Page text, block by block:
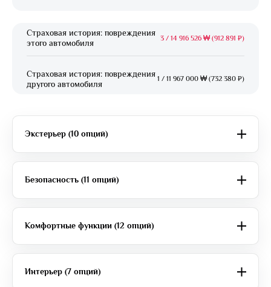
Страховая история: повреждения
этого автомобиля
3 / 14 916 526 ₩ (912 891 ₽)
Страховая история: повреждения
другого автомобиля
1 / 11 967 000 ₩ (732 380 ₽)
Экстерьер (10 опций)
Безопасность (11 опций)
Комфортные функции (12 опций)
Интерьер (7 опций)